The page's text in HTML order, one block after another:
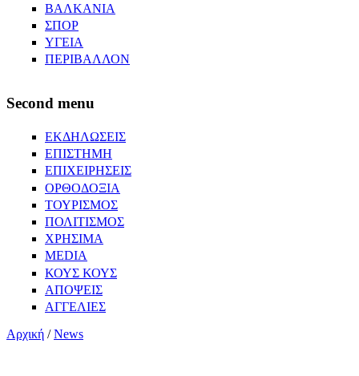
ΒΑΛΚΑΝΙΑ
ΣΠΟΡ
ΥΓΕΙΑ
ΠΕΡΙΒΑΛΛΟΝ
Second menu
ΕΚΔΗΛΩΣΕΙΣ
ΕΠΙΣΤΗΜΗ
ΕΠΙΧΕΙΡΗΣΕΙΣ
ΟΡΘΟΔΟΞΙΑ
ΤΟΥΡΙΣΜΟΣ
ΠΟΛΙΤΙΣΜΟΣ
ΧΡΗΣΙΜΑ
MEDIA
ΚΟΥΣ ΚΟΥΣ
ΑΠΟΨΕΙΣ
ΑΓΓΕΛΙΕΣ
Αρχική /News